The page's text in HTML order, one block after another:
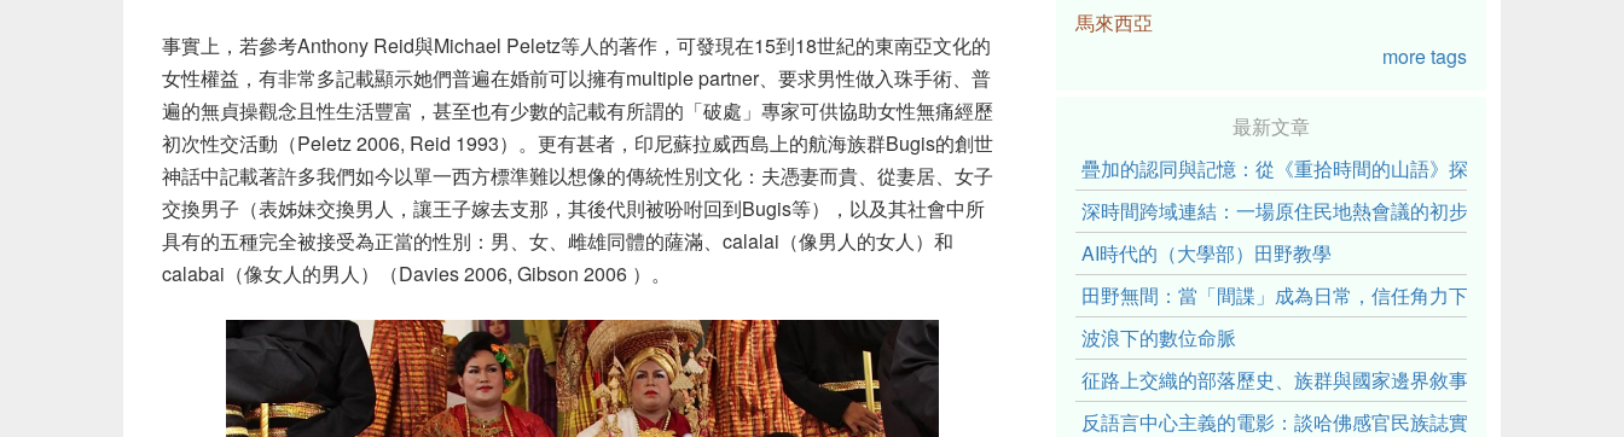
事實上，若參考Anthony Reid與Michael Peletz等人的著作，可發現在15到18世紀的東南亞文化的
女性權益，有非常多記載顯示她們普遍在婚前可以擁有multiple partner、要求男性做入珠手術、普
遍的無貞操觀念且性生活豐富，甚至也有少數的記載有所謂的「破處」專家可供協助女性無痛經歷
初次性交活動（Peletz 2006, Reid 1993）。更有甚者，印尼蘇拉威西島上的航海族群Bugis的創世
神話中記載著許多我們如今以單一西方標準難以想像的傳統性別文化：夫憑妻而貴、從妻居、女子
交換男子（表姊妹交換男人，讓王子嫁去支那，其後代則被吩咐回到Bugis等），以及其社會中所
具有的五種完全被接受為正當的性別：男、女、雌雄同體的薩滿、calalai（像男人的女人）和
calabai（像女人的男人）（Davies 2006, Gibson 2006 ）。
馬來西亞
more tags
最新文章
疊加的認同與記憶：從《重拾時間的山語》探討「我們的」立
深時間跨域連結：一場原住民地熱會議的初步觀察
AI時代的（大學部）田野教學
田野無間：當「間諜」成為日常，信任角力下的情感伏流
波浪下的數位命脈
征路上交織的部落歷史、族群與國家邊界敘事： 《路有多長》
反語言中心主義的電影：談哈佛感官民族誌實驗室